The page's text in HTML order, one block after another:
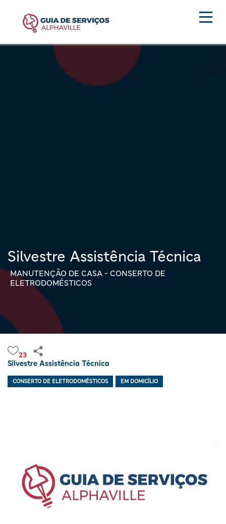
Silvestre Assistência Técnica
MANUTENÇÃO DE CASA - CONSERTO DE
ELETRODOMÉSTICOS
23
Silvestre Assistência Técnica
CONSERTO DE ELETRODOMÉSTICOS EM DOMICÍLIO